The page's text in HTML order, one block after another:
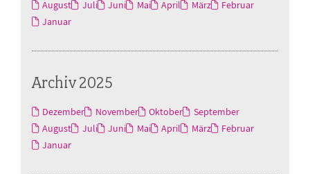
August Juli Juni Mai April März
Februar
Januar
Archiv 2025
Dezember November Oktober
September
August
Juli Juni Mai April März
Februar
Januar